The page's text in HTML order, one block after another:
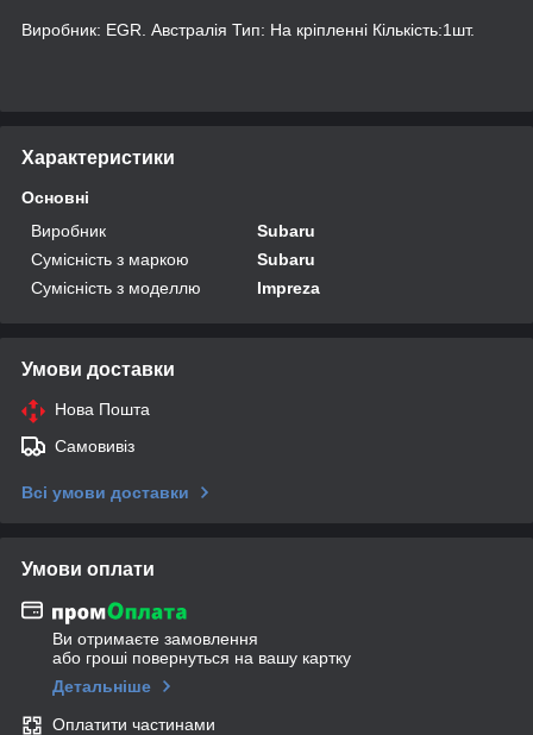
Виробник: EGR. Австралія Тип: На кріпленні Кількість:1шт.
Характеристики
Основні
Виробник
Subaru
Сумісність з маркою
Subaru
Сумісність з моделлю
Impreza
Умови доставки
Нова Пошта
Самовивіз
Всі умови доставки
Умови оплати
Ви отримаєте замовлення
або гроші повернуться на вашу картку
Детальніше
Оплатити частинами